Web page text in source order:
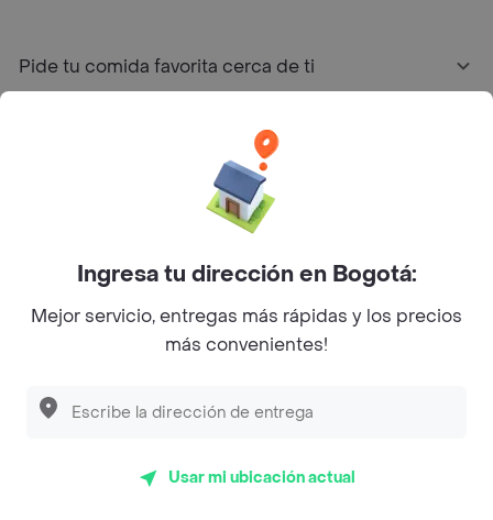
Pide tu comida favorita cerca de ti
Sobre Rappi
Facebook
TwitterInstagram
Ingresa tu dirección en Bogotá:
Mejor servicio, entregas más rápidas y los precios
más convenientes!
Usar mi ubicación actual